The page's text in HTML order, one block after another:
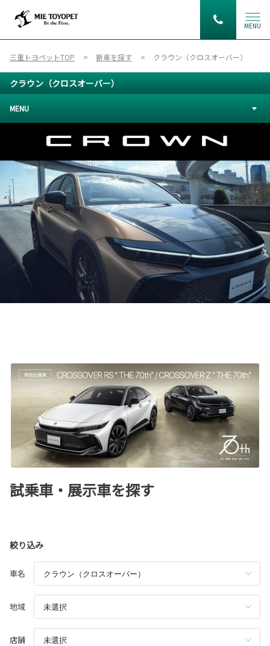
MENU
三重トヨペットTOP 新車を探す クラウン（クロスオーバー）
クラウン（クロスオーバー）
MENU
試乗車・展示車を探す
絞り込み
車名
地域
店舗